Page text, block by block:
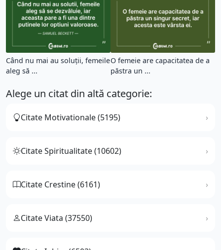
Când nu mai au soluții, femeile
aleg să ...
O femeie are capacitatea de a
păstra un ...
Alege un citat din altă categorie:
Citate Motivationale (5195)
Citate Spiritualitate (10602)
Citate Crestine (6161)
Citate Viata (37550)